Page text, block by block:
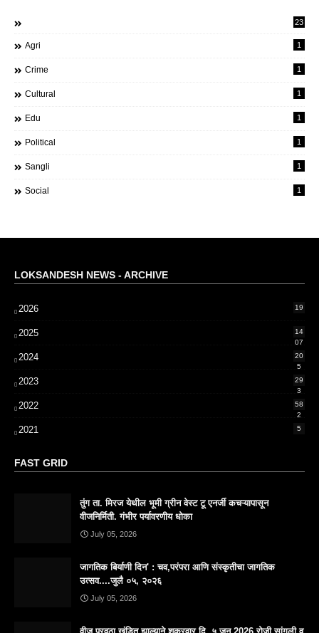
23
Agri 1
Crime 1
Cultural 1
Edu 1
Political 1
Sangli 1
Social 1
LOKSANDESH NEWS - ARCHIVE
2026 19
2025
14
07
2024
20
5
2023
29
3
2022
58
2
2021 5
FAST GRID
तुंग ता. मिरज येथील भूमी ग्रीन वेस्ट टू एनर्जी कचऱ्यापासून
वीजनिर्मिती. गंभीर पर्यावरणीय धोका
July 05, 2026
जागतिक बिर्याणी दिन' : चव,परंपरा आणि संस्कृतीचा जागतिक
उत्सव....जुलै ०५, २०२६
July 05, 2026